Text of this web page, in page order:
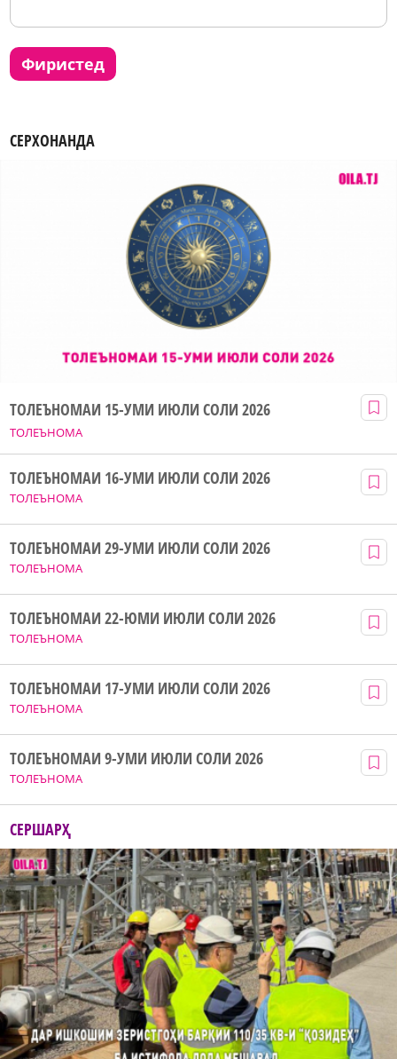
фиристед
СЕРХОНАНДА
ТОЛЕЪНОМА
ТОЛЕЪНОМАИ 15-УМИ ИЮЛИ СОЛИ 2026
ТОЛЕЪНОМА
ТОЛЕЪНОМАИ 16-УМИ ИЮЛИ СОЛИ 2026
ТОЛЕЪНОМА
ТОЛЕЪНОМАИ 29-УМИ ИЮЛИ СОЛИ 2026
ТОЛЕЪНОМА
ТОЛЕЪНОМАИ 22-ЮМИ ИЮЛИ СОЛИ 2026
ТОЛЕЪНОМА
ТОЛЕЪНОМАИ 17-УМИ ИЮЛИ СОЛИ 2026
ТОЛЕЪНОМА
ТОЛЕЪНОМАИ 9-УМИ ИЮЛИ СОЛИ 2026
СЕРШАРҲ